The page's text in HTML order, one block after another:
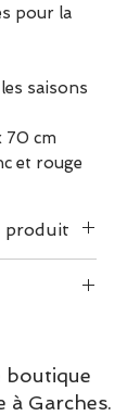
pour la
saisons
70 cm
et rouge
produit
,
toutes
boutique
à Garches.